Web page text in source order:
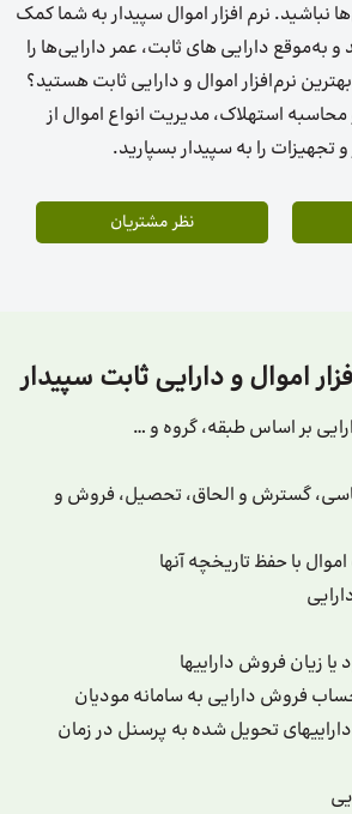
نباشید. نرم افزار اموال سپیدار به شما کمک
به‌موقع دارایی های ثابت، عمر دارایی‌ها را
نرم‌افزار اموال و دارایی ثابت هستید؟
محاسبه استهلاک، مدیریت انواع اموال از
تجهیزات را به سپیدار بسپارید.
نظر مشتریان
اموال و دارایی ثابت سپیدار
گسترش و الحاق، تحصیل، فروش و
با حفظ تاریخچه آنها
زیان فروش دارایی­ها
فروش دارایی به سامانه مودیان
تحویل شده به پرسنل در زمان